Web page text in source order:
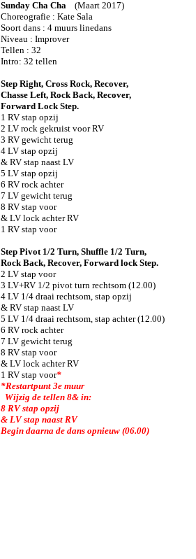
Sunday Cha Cha
(Maart 2017)
Choreografie : Kate Sala
Soort dans : 4 muurs linedans
Niveau : Improver
Tellen : 32
Intro: 32 tellen
Step Right, Cross Rock, Recover,
Chasse Left, Rock Back, Recover,
Forward Lock Step.
1 RV stap opzij
2 LV rock gekruist voor RV
3 RV gewicht terug
4 LV stap opzij
& RV stap naast LV
5 LV stap opzij
6 RV rock achter
7 LV gewicht terug
8 RV stap voor
& LV lock achter RV
1 RV stap voor
Step Pivot 1/2 Turn, Shuffle 1/2 Turn,
Rock Back, Recover, Forward lock Step.
2 LV stap voor
3 LV+RV 1/2 pivot turn rechtsom (12.00)
4 LV 1/4 draai rechtsom, stap opzij
& RV stap naast LV
5 LV 1/4 draai rechtsom, stap achter (12.00)
6 RV rock achter
7 LV gewicht terug
8 RV stap voor
& LV lock achter RV
1 RV stap voor*
*Restartpunt 3e muur
Wijzig de tellen 8& in:
8 RV stap opzij
& LV stap naast RV
Begin daarna de dans opnieuw (06.00)